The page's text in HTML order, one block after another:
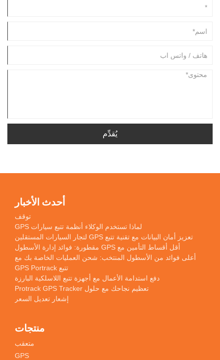
يُقدِّم
أحدث الأخبار
توقف
لماذا تستخدم الوكلاء أنظمة تتبع سيارات GPS
تعزيز أمان البيانات مع تقنية تتبع GPS لتجار السيارات المستقلين
أقل أقساط التأمين مع GPS مقطورة: فوائد إدارة الأسطول
أعلى فوائد من الأسطول المنتخب: شحن العمليات الخاصة بك مع
تتبع GPS Portrack
دفع استدامة الأعمال مع أجهزة تتبع اللاسلكية البارزة
تعظيم نجاحك مع حلول Protrack GPS Tracker
إشعار تعديل السعر
منتجات
متعقب
GPS